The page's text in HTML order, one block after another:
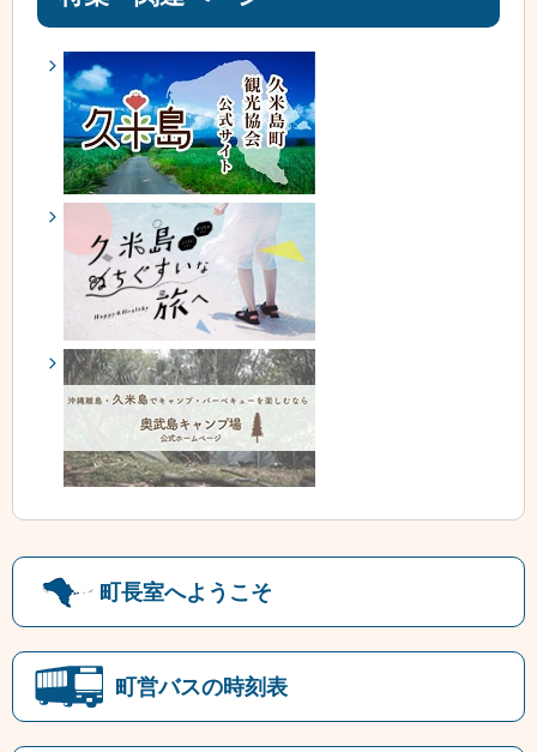
町長室へようこそ
町営バスの時刻表